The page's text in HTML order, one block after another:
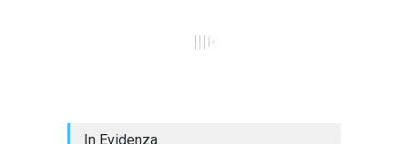
In Evidenza